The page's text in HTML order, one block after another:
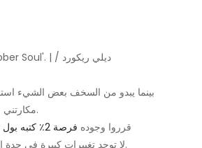
مكارتني ، عزل باحثو هارفارد مجموعات النوتة الموسيقية والعبارات المميزة لجون وبول عبر السنين.
بعد تطبيق نظامهم على 'In My Life' ، قرروا وجوده فرصة 2٪ كتبه بول
كأغنية لينون أيضًا. كما هو الحال في 'Help' و 'Across the Universe' ، لا توجد تغييرات كبيرة في حدة الصوت أثناء الآيات.